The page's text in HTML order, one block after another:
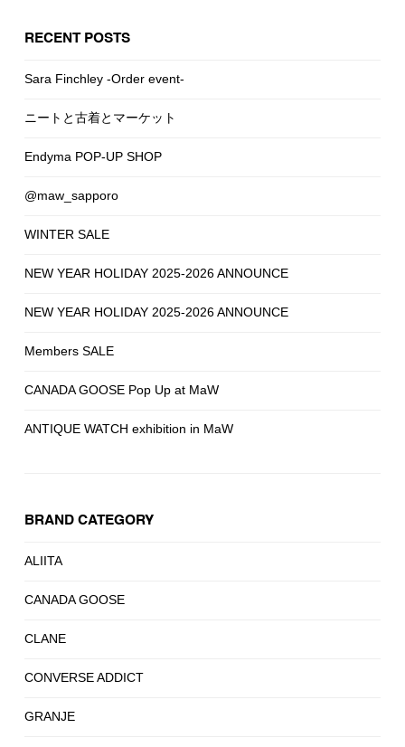
RECENT POSTS
Sara Finchley -Order event-
ニートと古着とマーケット
Endyma POP-UP SHOP
@maw_sapporo
WINTER SALE
NEW YEAR HOLIDAY 2025-2026 ANNOUNCE
NEW YEAR HOLIDAY 2025-2026 ANNOUNCE
Members SALE
CANADA GOOSE Pop Up at MaW
ANTIQUE WATCH exhibition in MaW
BRAND CATEGORY
ALIITA
CANADA GOOSE
CLANE
CONVERSE ADDICT
GRANJE